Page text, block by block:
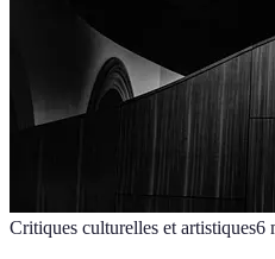
Critiques culturelles et artistiques6